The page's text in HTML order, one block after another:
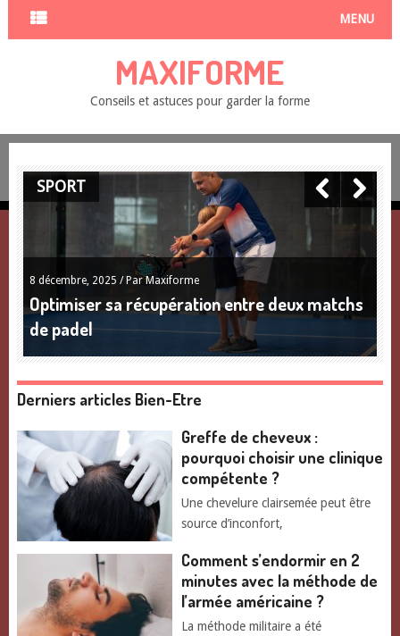
MENU
MAXIFORME
Conseils et astuces pour garder la forme
SPORT
8 décembre, 2025 / Par Maxiforme
Optimiser sa récupération entre deux matchs
de padel
Derniers articles Bien-Etre
Greffe de cheveux :
pourquoi choisir une clinique
compétente ?
Une chevelure clairsemée peut être
source d’inconfort,
Comment s’endormir en 2
minutes avec la méthode de
l’armée américaine ?
La méthode militaire a été